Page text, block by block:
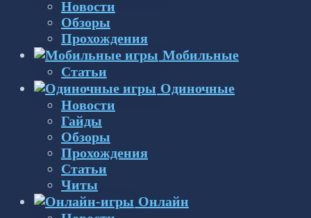
Новости
Обзоры
Прохождения
Мобильные
Статьи
Одиночные
Новости
Гайды
Обзоры
Прохождения
Статьи
Читы
Онлайн